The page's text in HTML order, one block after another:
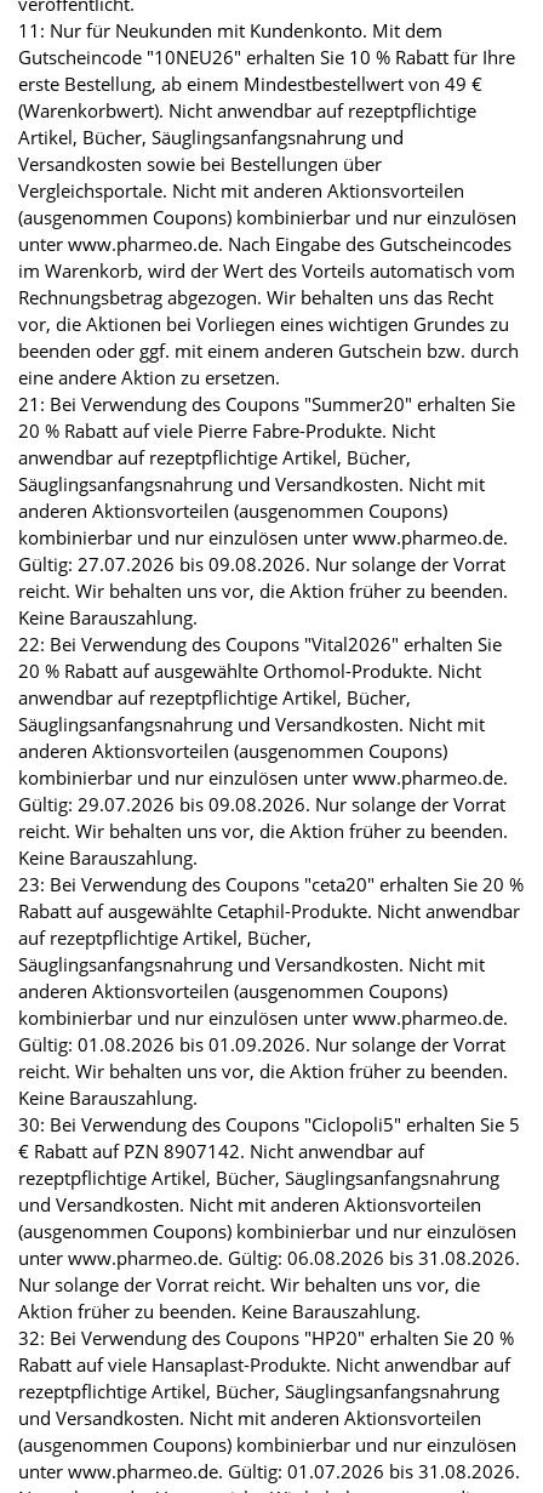
11: Nur für Neukunden mit Kundenkonto. Mit dem
Gutscheincode "10NEU26" erhalten Sie 10 % Rabatt für Ihre
erste Bestellung, ab einem Mindestbestellwert von 49 €
(Warenkorbwert). Nicht anwendbar auf rezeptpflichtige
Artikel, Bücher, Säuglingsanfangsnahrung und
Versandkosten sowie bei Bestellungen über
Vergleichsportale. Nicht mit anderen Aktionsvorteilen
(ausgenommen Coupons) kombinierbar und nur einzulösen
unter www.pharmeo.de. Nach Eingabe des Gutscheincodes
im Warenkorb, wird der Wert des Vorteils automatisch vom
Rechnungsbetrag abgezogen. Wir behalten uns das Recht
vor, die Aktionen bei Vorliegen eines wichtigen Grundes zu
beenden oder ggf. mit einem anderen Gutschein bzw. durch
eine andere Aktion zu ersetzen.
21: Bei Verwendung des Coupons "Summer20" erhalten Sie
20 % Rabatt auf viele Pierre Fabre-Produkte. Nicht
anwendbar auf rezeptpflichtige Artikel, Bücher,
Säuglingsanfangsnahrung und Versandkosten. Nicht mit
anderen Aktionsvorteilen (ausgenommen Coupons)
kombinierbar und nur einzulösen unter www.pharmeo.de.
Gültig: 27.07.2026 bis 09.08.2026. Nur solange der Vorrat
reicht. Wir behalten uns vor, die Aktion früher zu beenden.
Keine Barauszahlung.
22: Bei Verwendung des Coupons "Vital2026" erhalten Sie
20 % Rabatt auf ausgewählte Orthomol-Produkte. Nicht
anwendbar auf rezeptpflichtige Artikel, Bücher,
Säuglingsanfangsnahrung und Versandkosten. Nicht mit
anderen Aktionsvorteilen (ausgenommen Coupons)
kombinierbar und nur einzulösen unter www.pharmeo.de.
Gültig: 29.07.2026 bis 09.08.2026. Nur solange der Vorrat
reicht. Wir behalten uns vor, die Aktion früher zu beenden.
Keine Barauszahlung.
23: Bei Verwendung des Coupons "ceta20" erhalten Sie 20 %
Rabatt auf ausgewählte Cetaphil-Produkte. Nicht anwendbar
auf rezeptpflichtige Artikel, Bücher,
Säuglingsanfangsnahrung und Versandkosten. Nicht mit
anderen Aktionsvorteilen (ausgenommen Coupons)
kombinierbar und nur einzulösen unter www.pharmeo.de.
Gültig: 01.08.2026 bis 01.09.2026. Nur solange der Vorrat
reicht. Wir behalten uns vor, die Aktion früher zu beenden.
Keine Barauszahlung.
30: Bei Verwendung des Coupons "Ciclopoli5" erhalten Sie 5
€ Rabatt auf PZN 8907142. Nicht anwendbar auf
rezeptpflichtige Artikel, Bücher, Säuglingsanfangsnahrung
und Versandkosten. Nicht mit anderen Aktionsvorteilen
(ausgenommen Coupons) kombinierbar und nur einzulösen
unter www.pharmeo.de. Gültig: 06.08.2026 bis 31.08.2026.
Nur solange der Vorrat reicht. Wir behalten uns vor, die
Aktion früher zu beenden. Keine Barauszahlung.
32: Bei Verwendung des Coupons "HP20" erhalten Sie 20 %
Rabatt auf viele Hansaplast-Produkte. Nicht anwendbar auf
rezeptpflichtige Artikel, Bücher, Säuglingsanfangsnahrung
und Versandkosten. Nicht mit anderen Aktionsvorteilen
(ausgenommen Coupons) kombinierbar und nur einzulösen
unter www.pharmeo.de. Gültig: 01.07.2026 bis 31.08.2026.